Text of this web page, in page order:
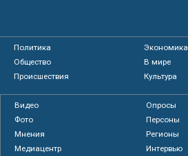
Политика
Экономика
Общество
В мире
Происшествия
Культура
Видео
Опросы
Фото
Персоны
Мнения
Регионы
Медиацентр
Интервью